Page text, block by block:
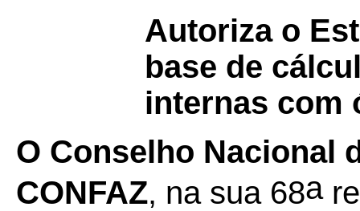
Autoriza o
base de
internas com
O Conselho Nacional
CONFAZ, na sua 68a